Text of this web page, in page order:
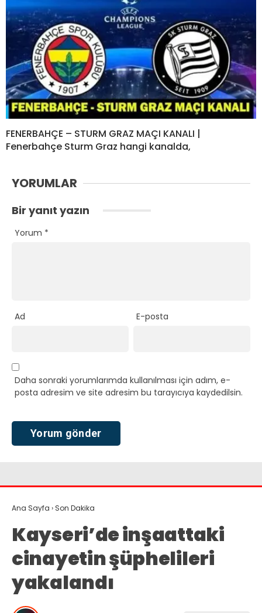
FENERBAHÇE – STURM GRAZ MAÇI KANALI |
Fenerbahçe Sturm Graz hangi kanalda,
YORUMLAR
Bir yanıt yazın
Yorum *
Ad E-posta
Daha sonraki yorumlarımda kullanılması için adım, e-
posta adresim ve site adresim bu tarayıcıya kaydedilsin.
Ana Sayfa › Son Dakika
Kayseri’de inşaattaki
cinayetin şüphelileri
yakalandı